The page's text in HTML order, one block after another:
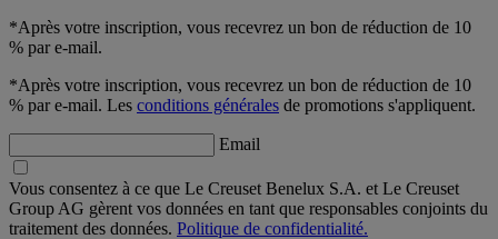
*Après votre inscription, vous recevrez un bon de réduction de 10
% par e-mail.
*Après votre inscription, vous recevrez un bon de réduction de 10
% par e-mail. Les conditions générales de promotions s'appliquent.
Email
Vous consentez à ce que Le Creuset Benelux S.A. et Le Creuset
Group AG gèrent vos données en tant que responsables conjoints du
traitement des données. Politique de confidentialité.